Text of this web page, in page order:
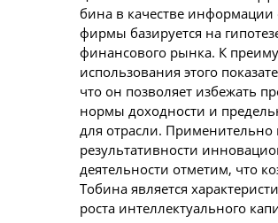
бина в качестве
фирмы базируется на
финансового рынка. К
использования этого
что он позволяет избежать
нормы доходности и
для отрасли. Применительно
результативности
деятельности отметим, что
Тобина является
роста интеллектуального